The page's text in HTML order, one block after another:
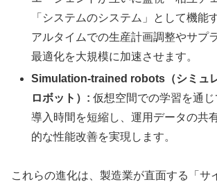
「システムのシステム」として機能
アルタイムでの生産計画調整やサプ
最適化を大規模に加速させます。
Simulation-trained robots（シミュ
ロボット）: 仮想空間での学習を通
導入時間を短縮し、運用データの共
的な性能改善を実現します。
これらの進化は、製造業が直面する「サ